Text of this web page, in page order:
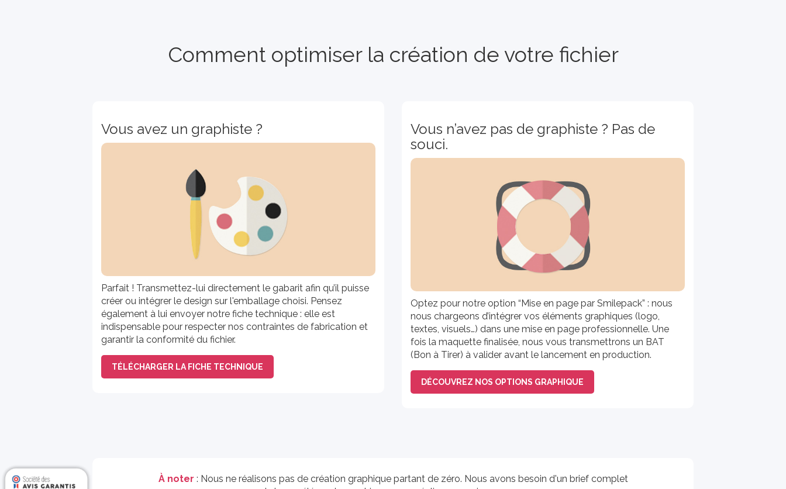
Comment optimiser la création de votre fichier
Vous avez un graphiste ?
Parfait ! Transmettez-lui directement le gabarit afin qu’il puisse
créer ou intégrer le design sur l'emballage choisi. Pensez
également à lui envoyer notre fiche technique : elle est
indispensable pour respecter nos contraintes de fabrication et
garantir la conformité du fichier.
TÉLÉCHARGER LA FICHE TECHNIQUE
Vous n’avez pas de graphiste ? Pas de
souci.
Optez pour notre option “Mise en page par Smilepack” : nous
nous chargeons d’intégrer vos éléments graphiques (logo,
textes, visuels…) dans une mise en page professionnelle. Une
fois la maquette finalisée, nous vous transmettrons un BAT
(Bon à Tirer) à valider avant le lancement en production.
DÉCOUVREZ NOS OPTIONS GRAPHIQUE
À noter : Nous ne réalisons pas de création graphique partant de zéro. Nous avons besoin d'un brief complet